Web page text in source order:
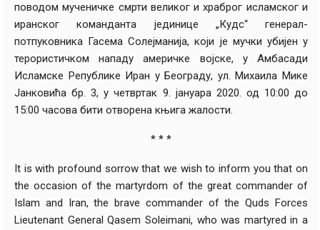
поводом мученичке смрти великог и храброг ‎исламског и
иранског команданта јединице „Кудс“ генерал-
потпуковника Гасема Солејманија, ‎који је мучки убијен у
терористичком нападу америчке војске, у Амбасади
Исламске Републике ‎Иран у Београду, ул. Михаила Мике
Јанковића бр. 3, у четвртак 9. јануара 2020. од 10:00 до
15:00 ‎часова бити отворена књига жалости.‎
* * *
It is with profound sorrow that we wish to inform you that on
the occasion of the martyrdom of the ‎great commander of
Islam and Iran, the brave commander of the Quds Forces
Lieutenant General ‎Qasem Soleimani, who was martyred in a